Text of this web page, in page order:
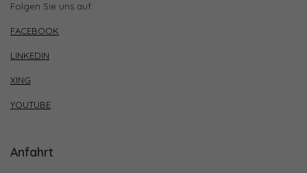
Folgen Sie uns auf:
FACEBOOK
LINKEDIN
XING
YOUTUBE
Anfahrt